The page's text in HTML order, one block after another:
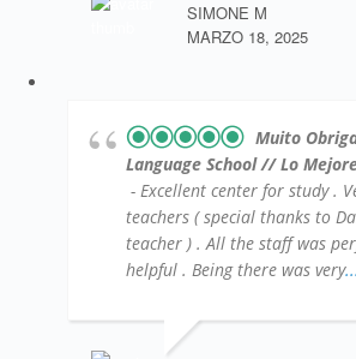
SIMONE M
MARZO 18, 2025
Muito
Language School // Lo
- Excellent center for study .
teachers ( special thanks to
teacher ) . All the staff was
helpful . Being there was very